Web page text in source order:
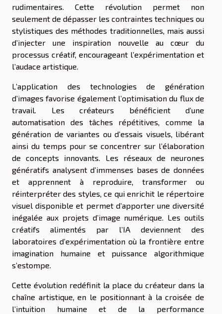
rudimentaires. Cette révolution permet non
seulement de dépasser les contraintes techniques ou
stylistiques des méthodes traditionnelles, mais aussi
d’injecter une inspiration nouvelle au cœur du
processus créatif, encourageant l’expérimentation et
l’audace artistique.
L’application des technologies de génération
d’images favorise également l’optimisation du flux de
travail. Les créateurs bénéficient d’une
automatisation des tâches répétitives, comme la
génération de variantes ou d’essais visuels, libérant
ainsi du temps pour se concentrer sur l’élaboration
de concepts innovants. Les réseaux de neurones
génératifs analysent d’immenses bases de données
et apprennent à reproduire, transformer ou
réinterpréter des styles, ce qui enrichit le répertoire
visuel disponible et permet d’apporter une diversité
inégalée aux projets d’image numérique. Les outils
créatifs alimentés par l’IA deviennent des
laboratoires d’expérimentation où la frontière entre
imagination humaine et puissance algorithmique
s’estompe.
Cette évolution redéfinit la place du créateur dans la
chaîne artistique, en le positionnant à la croisée de
l’intuition humaine et de la performance